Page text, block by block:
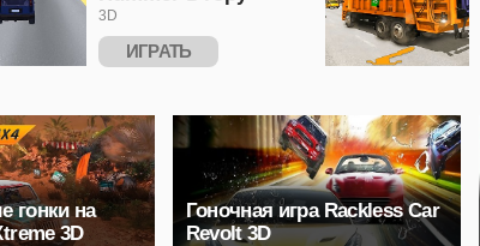
3D
ИГРАТЬ
гонки на
3D
Гоночная игра Rackless Car
Revolt 3D